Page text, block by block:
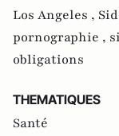
Los Angeles ,
pornographie ,
obligations
THEMATIQUES
Santé